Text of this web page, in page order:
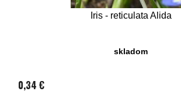
Iris - reticulata Alida
skladom
0,34 €